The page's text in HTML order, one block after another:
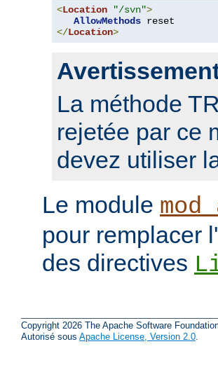
<Location "/svn">
AllowMethods
</Location>
La méthode
rejetée par ce
devez utiliser
Le module
pour remplacer
des directives
Copyright 2026 The Apache Software
Autorisé sous Apache License, Version 2.0.